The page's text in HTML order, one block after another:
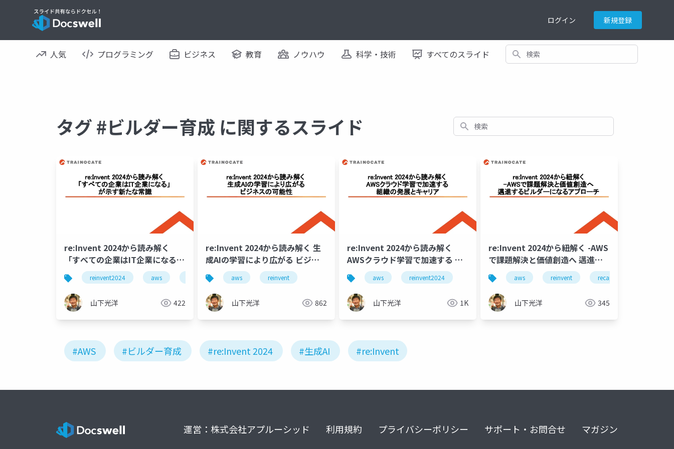
ログイン 新規登録
人気 プログラミング ビジネス 教育 ノウハウ 科学・技術 すべてのスライド 検索
タグ #ビルダー育成 に関するスライド 検索
re:Invent 2024から読み解く
「すべての企業はIT企業になる」
が示す新たな常識
reinvent2024 aws saas 内製化 ai技術
山下光洋 422
re:Invent 2024から読み解く 生
成AIの学習により広がる ビジネ
スの可能性
aws reinvent
山下光洋 862
re:Invent 2024から読み解く
AWSクラウド学習で加速する 組
織の発展とキャリア
aws reinvent2024
山下光洋 1K
re:Invent 2024から紐解く -AWS
で課題解決と価値創造へ 邁進す
るビルダーになるアプローチ
aws reinvent recap
山下光洋 345
#AWS #ビルダー育成 #re:Invent 2024 #生成AI #re:Invent
運営：株式会社アプルーシッド 利用規約 プライバシーポリシー サポート・お問合せ マガジン